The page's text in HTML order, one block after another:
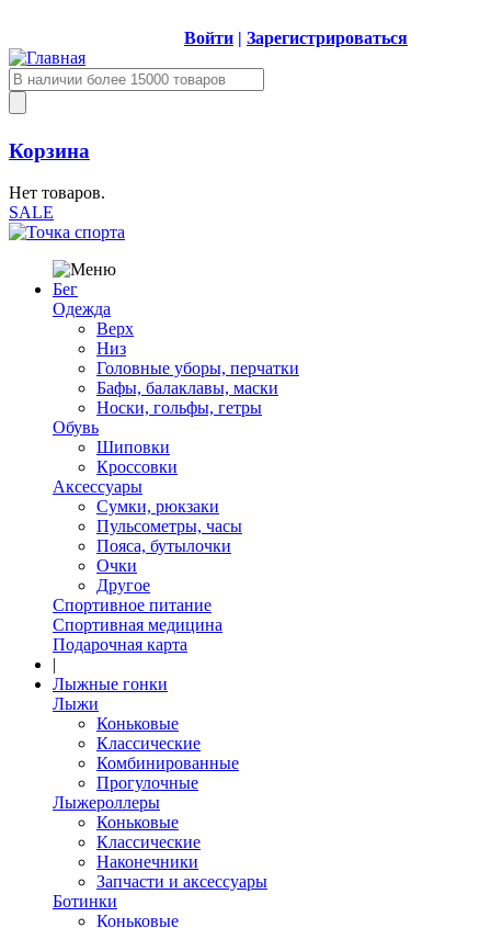
Войти | Зарегистрироваться
Корзина
Нет товаров.
SALE
Бег
Одежда
Верх
Низ
Головные уборы, перчатки
Бафы, балаклавы, маски
Носки, гольфы, гетры
Обувь
Шиповки
Кроссовки
Аксессуары
Сумки, рюкзаки
Пульсометры, часы
Пояса, бутылочки
Очки
Другое
Спортивное питание
Спортивная медицина
Подарочная карта
|
Лыжные гонки
Лыжи
Коньковые
Классические
Комбинированные
Прогулочные
Лыжероллеры
Коньковые
Классические
Наконечники
Запчасти и аксессуары
Ботинки
Коньковые